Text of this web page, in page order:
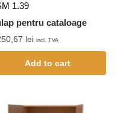
1.39
pentru cataloage
lei incl. TVA
Add to cart